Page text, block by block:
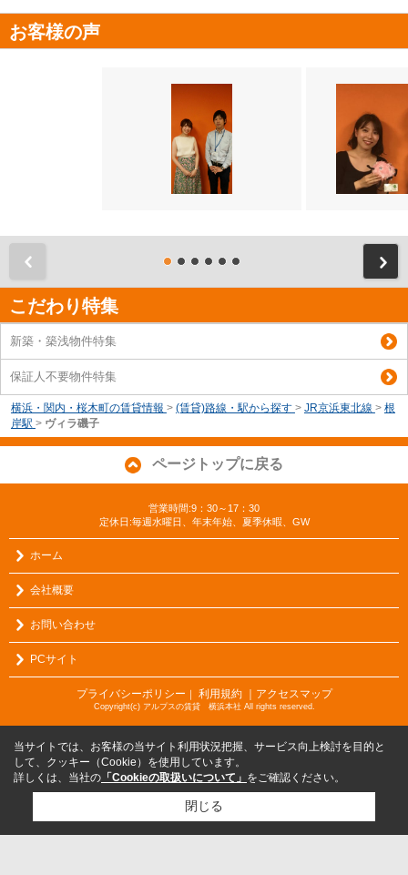
お客様の声
こだわり特集
新築・築浅物件特集
保証人不要物件特集
横浜・関内・桜木町の賃貸情報 > (賃貸)路線・駅から探す > JR京浜東北線 > 根
岸駅 > ヴィラ磯子
ページトップに戻る
営業時間:9：30～17：30
定休日:毎週水曜日、年末年始、夏季休暇、GW
ホーム
会社概要
お問い合わせ
PCサイト
プライバシーポリシー 利用規約 ｜アクセスマップ
Copyright(c) アルプスの賃貸 横浜本社 All rights reserved.
当サイトでは、お客様の当サイト利用状況把握、サービス向上検討を目的と
して、クッキー（Cookie）を使用しています。
詳しくは、当社の 「Cookieの取扱いについて」 をご確認ください。
閉じる